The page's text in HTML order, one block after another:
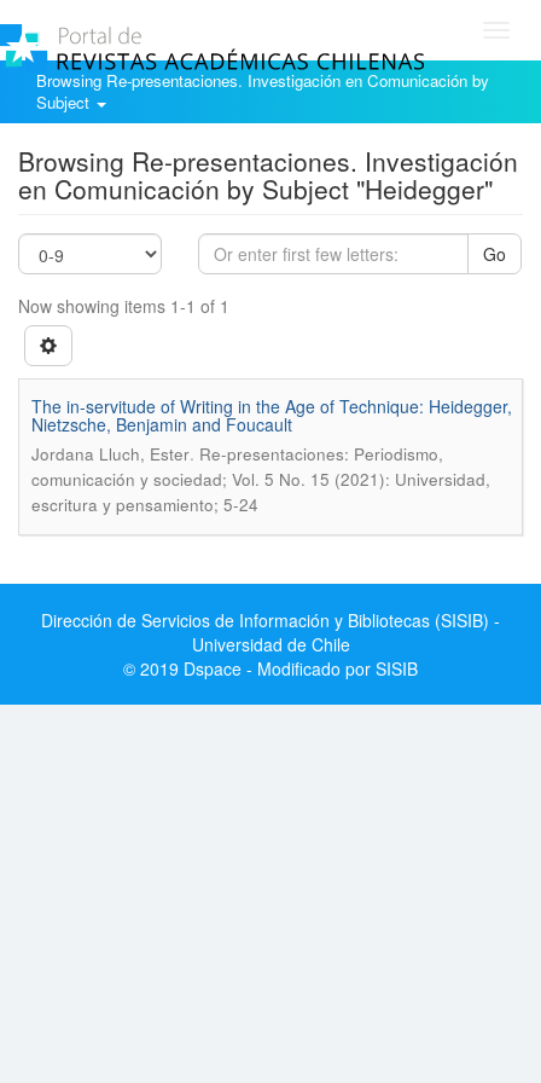
Browsing Re-presentaciones. Investigación en Comunicación by
Subject
Browsing Re-presentaciones. Investigación
en Comunicación by Subject "Heidegger"
Go
Now showing items 1-1 of 1
The in-servitude of Writing in the Age of Technique: Heidegger,
Nietzsche, Benjamin and Foucault
Jordana Lluch, Ester. Re-presentaciones: Periodismo,
comunicación y sociedad; Vol. 5 No. 15 (2021): Universidad,
escritura y pensamiento; 5-24
Dirección de Servicios de Información y Bibliotecas (SISIB) -
Universidad de Chile
© 2019 Dspace - Modificado por SISIB